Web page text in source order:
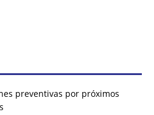
preventivas por próximos